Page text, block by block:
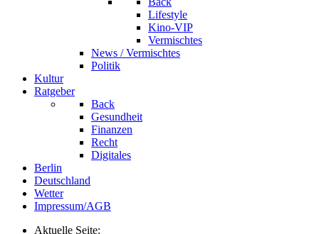
Lifestyle
Kino-VIP
Vermischtes
News / Vermischtes
Politik
Kultur
Ratgeber
Back
Gesundheit
Finanzen
Recht
Digitales
Berlin
Deutschland
Wetter
Impressum/AGB
Aktuelle Seite: